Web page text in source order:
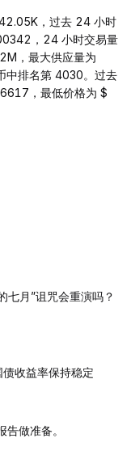
，过去 24 小时
，24 小时交易量
，最大供应量为
中排名第 4030。过去
，最低价格为 $
七月”诅咒会重演吗？
收益率保持稳定
做准备。